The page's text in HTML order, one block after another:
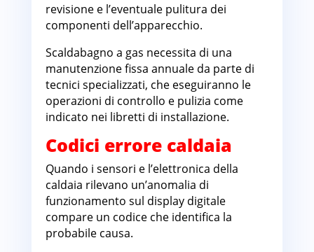
revisione e l’eventuale pulitura dei
componenti dell’apparecchio.
Scaldabagno a gas necessita di una
manutenzione fissa annuale da parte di
tecnici specializzati, che eseguiranno le
operazioni di controllo e pulizia come
indicato nei libretti di installazione.
Codici errore caldaia
Quando i sensori e l’elettronica della
caldaia rilevano un’anomalia di
funzionamento sul display digitale
compare un codice che identifica la
probabile causa.